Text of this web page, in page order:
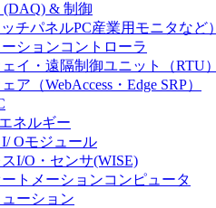
(DAQ) & 制御
チパネルPC産業用モニタなど）
ションコントローラ
イ・遠隔制御ユニット（RTU）
ア（WebAccess・Edge SRP）
ネルギー
Oモジュール
I/O・センサ(WISE)
トメーションコンピュータ
ーション